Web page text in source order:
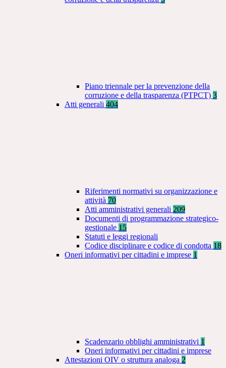
Piano triennale per la prevenzione della
corruzione e della trasparenza (PTPCT) 3
Atti generali 404
Riferimenti normativi su organizzazione e
attività 70
Atti amministrativi generali 209
Documenti di programmazione strategico-
gestionale 15
Statuti e leggi regionali
Codice disciplinare e codice di condotta 18
Oneri informativi per cittadini e imprese 1
Scadenzario obblighi amministrativi 1
Oneri informativi per cittadini e imprese
Attestazioni OIV o struttura analoga 2